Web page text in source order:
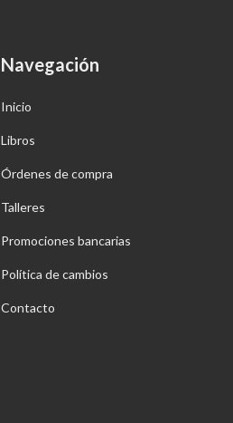
Navegación
Inicio
Libros
Órdenes de compra
Talleres
Promociones bancarias
Política de cambios
Contacto